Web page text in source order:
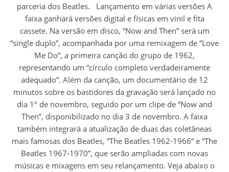
parceria dos Beatles. Lançamento em várias versões A
faixa ganhará versões digital e físicas em vinil e fita
cassete. Na versão em disco, “Now and Then” será um
“single duplo”, acompanhada por uma remixagem de “Love
Me Do”, a primeira canção do grupo de 1962,
representando um “círculo completo verdadeiramente
adequado”. Além da canção, um documentário de 12
minutos sobre os bastidores da gravação será lançado no
dia 1º de novembro, seguido por um clipe de “Now and
Then”, disponibilizado no dia 3 de novembro. A faixa
também integrará a atualização de duas das coletâneas
mais famosas dos Beatles, “The Beatles 1962-1966” e “The
Beatles 1967-1970”, que serão ampliadas com novas
músicas e mixagens em seu relançamento. Veja abaixo o